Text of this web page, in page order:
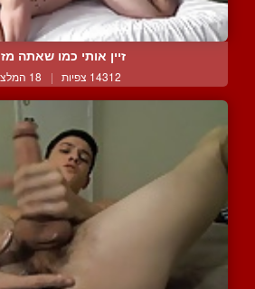
זיין אותי כמו שאתה
14312 צפיות | 18 המלצות